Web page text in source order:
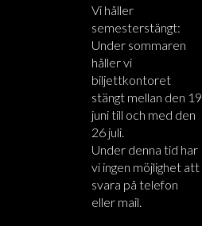
Vi håller
semesterstängt:
Under sommaren
håller vi
biljettkontoret
stängt mellan den 19
juni till och med den
26 juli.
Under denna tid har
vi ingen möjlighet att
svara på telefon
eller mail.